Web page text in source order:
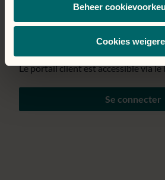
Beheer
Cookies
Nous mettons tout en œuvre pour
au plus vite. Nous nous excusons
Le portail client est accessible via
Se connecter